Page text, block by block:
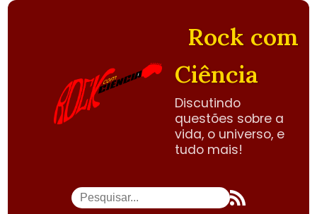
Rock com
Ciência
Discutindo
questões sobre a
vida, o universo, e
tudo mais!